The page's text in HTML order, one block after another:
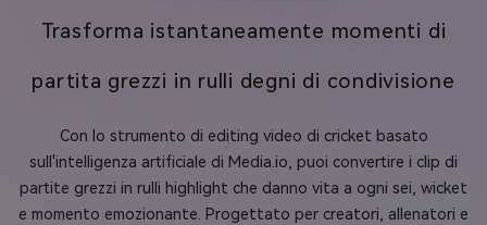
Trasforma istantaneamente momenti di
partita grezzi in rulli degni di condivisione
Con lo strumento di editing video di cricket basato
sull'intelligenza artificiale di Media.io, puoi convertire i clip di
partite grezzi in rulli highlight che danno vita a ogni sei, wicket
e momento emozionante. Progettato per creatori, allenatori e